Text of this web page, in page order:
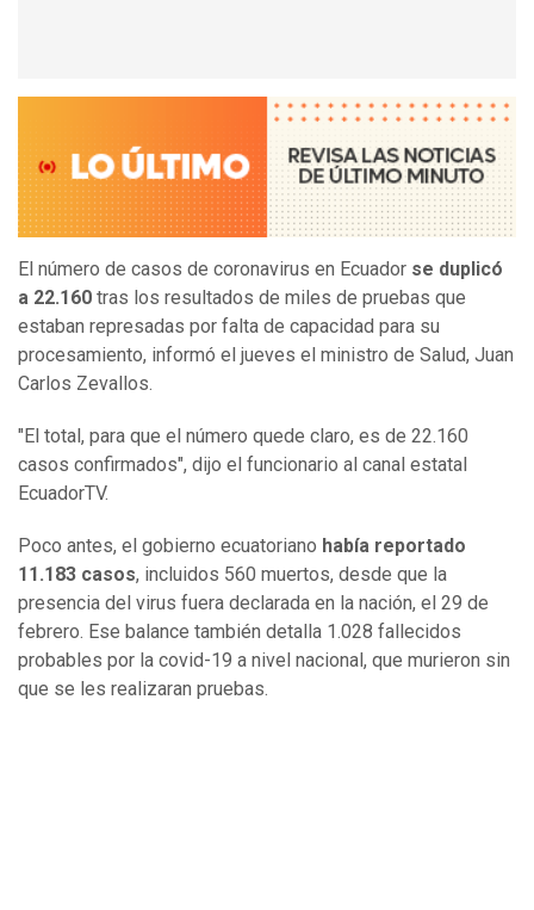
El número de casos de coronavirus en Ecuador se duplicó
a 22.160 tras los resultados de miles de pruebas que
estaban represadas por falta de capacidad para su
procesamiento, informó el jueves el ministro de Salud, Juan
Carlos Zevallos.
"El total, para que el número quede claro, es de 22.160
casos confirmados", dijo el funcionario al canal estatal
EcuadorTV.
Poco antes, el gobierno ecuatoriano había reportado
11.183 casos, incluidos 560 muertos, desde que la
presencia del virus fuera declarada en la nación, el 29 de
febrero. Ese balance también detalla 1.028 fallecidos
probables por la covid-19 a nivel nacional, que murieron sin
que se les realizaran pruebas.